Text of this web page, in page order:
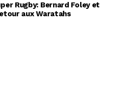
Rugby: Bernard Foley et
aux Waratahs